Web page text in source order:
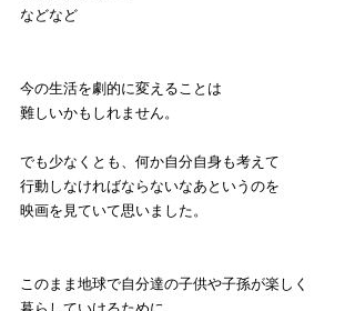
などなど
今の生活を劇的に変えることは
難しいかもしれません。
でも少なくとも、何か自分自身も考えて
行動しなければならないなあというのを
映画を見ていて思いました。
このまま地球で自分達の子供や子孫が楽しく